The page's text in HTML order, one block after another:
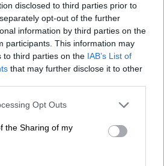
disclosed to third parties prior to
opt-out of the further
information by third parties on the
participants. This information may
to third parties on the IAB’s List of
that may further disclose it to other
app uses one or more Google
usage behaviour. You may click to
Google and its third-party tags to
specified purposes in below Google
Opt Outs
the Sharing of my
τουΕΟΠΥΥ αναφέρει ότι
διάφορα προβλήματα για